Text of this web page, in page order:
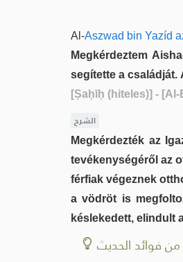
Al-Aszwad bin Yazíd
Megkérdeztem
segítette a családját.
[Ṣaḥīḥ (hiteles)] - [Al-
الشرح
Megkérdezték az
tevékenységéről az
férfiak végeznek
a vödröt is
késlekedett, elindult
من فوائد الحديث